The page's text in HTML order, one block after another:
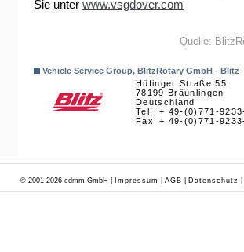
Sie unter www.vsgdover.com
Quelle:
Vehicle Service Group, BlitzRotary GmbH - Blitz
Hüfinger Straße 55
78199 Bräunlingen
Deutschland
Tel:
Fax:
+ 49-(0)771-
+ 49-(0)771-
© 2001-2026 cdmm GmbH | Impressum AGB Datenschutz